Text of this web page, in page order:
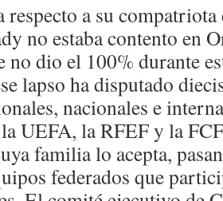
a su
no estaba contento en
no dio el 100% durante
lapso ha disputado
nacionales e
UEFA, la RFEF y la
familia lo acepta,
federados que